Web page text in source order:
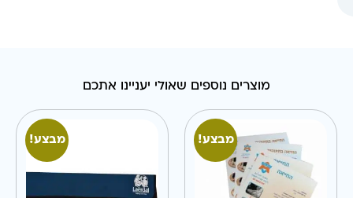
מוצרים נוספים שאולי יעניינו אתכם
מבצע! מבצע!